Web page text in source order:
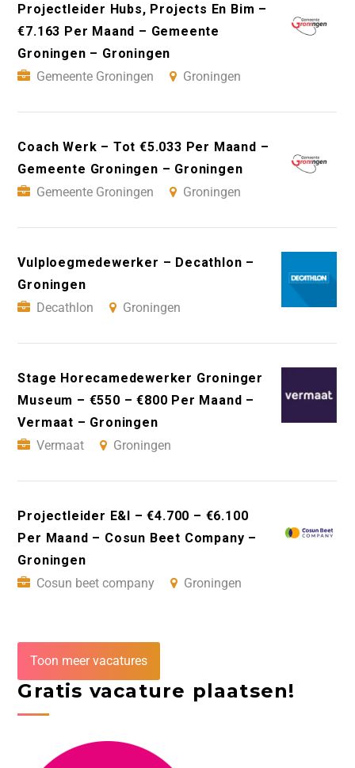
Projectleider Hubs, Projects En Bim –
€7.163 Per Maand – Gemeente
Groningen – Groningen
Gemeente Groningen
Groningen
Coach Werk – Tot €5.033 Per Maand –
Gemeente Groningen – Groningen
Gemeente Groningen
Groningen
Vulploegmedewerker – Decathlon –
Groningen
Decathlon
Groningen
Stage Horecamedewerker Groninger
Museum – €550 – €800 Per Maand –
Vermaat – Groningen
Vermaat
Groningen
Projectleider E&I – €4.700 – €6.100
Per Maand – Cosun Beet Company –
Groningen
Cosun beet company
Groningen
Toon meer vacatures
Gratis vacature plaatsen!